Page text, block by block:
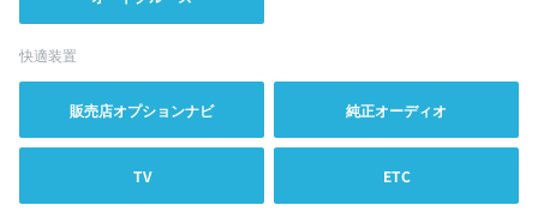
快適装置
販売店オプションナビ 純正オーディオ
TV ETC